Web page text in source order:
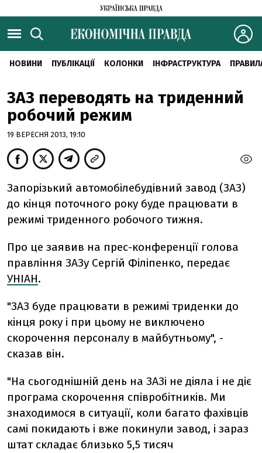
НОВИНИ ПУБЛІКАЦІЇ КОЛОНКИ ІНФРАСТРУКТУРА
ЗАЗ переводять на триденний
робочий режим
19 ВЕРЕСНЯ 2013, 19:10
Запорізький автомобілебудівний завод (ЗАЗ)
до кінця поточного року буде працювати в
режимі триденного робочого тижня.
Про це заявив на прес-конференції голова
правління ЗАЗу Сергій Філіпенко, передає
УНІАН.
"ЗАЗ буде працювати в режимі триденки до
кінця року і при цьому не виключено
скорочення персоналу в майбутньому", -
сказав він.
"На сьогоднішній день на ЗАЗі не діяла і не діє
програма скорочення співробітників. Ми
знаходимося в ситуації, коли багато фахівців
самі покидають і вже покинули завод, і зараз
штат складає близько 5,5 тисяч